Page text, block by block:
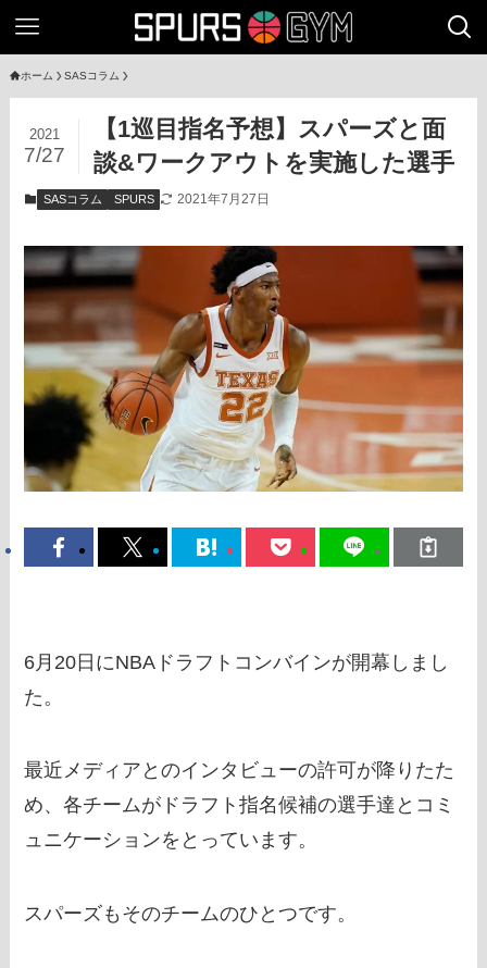
ホーム SASコラム
【1巡目指名予想】スパーズと面
談&ワークアウトを実施した選手
2021
7/27
SASコラム SPURS 2021年7月27日
6月20日にNBAドラフトコンバインが開幕しまし
た。
最近メディアとのインタビューの許可が降りたた
め、各チームがドラフト指名候補の選手達とコミ
ュニケーションをとっています。
スパーズもそのチームのひとつです。